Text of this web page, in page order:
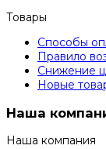
Товары
Способы
Правило
Снижение
Новые
Наша
Наша компания